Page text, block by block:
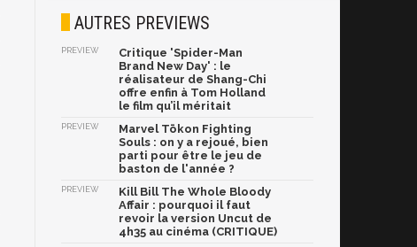
AUTRES PREVIEWS
PREVIEW
Critique 'Spider-Man
Brand New Day' : le
réalisateur de Shang-Chi
offre enfin à Tom Holland
le film qu’il méritait
PREVIEW
Marvel Tōkon Fighting
Souls : on y a rejoué, bien
parti pour être le jeu de
baston de l'année ?
PREVIEW
Kill Bill The Whole Bloody
Affair : pourquoi il faut
revoir la version Uncut de
4h35 au cinéma (CRITIQUE)